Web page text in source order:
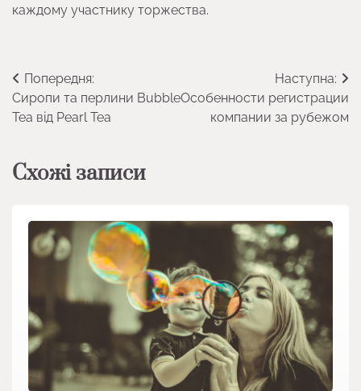
каждому участнику торжества.
Навігація
записів
Попередня:
Сиропи та перлини Bubble
Tea від Pearl Tea
Наступна:
Особенности регистрации
компании за рубежом
Схожі записи